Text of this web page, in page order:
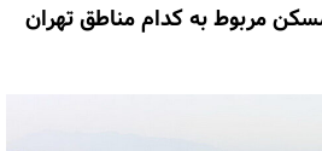
مربوط به کدام مناطق تهران